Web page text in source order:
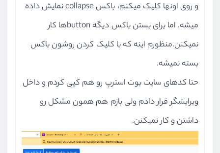
و روی اونها کلیک میکنم، باکس collapse نمایش داده
میشه. اما برای بستن باکس دیگه buttonها کار
نمیکنن.منظورم اینه که با کلیک کردن روشون باکس
بسته نمیشه.
حتا کدهای سایت بوت استرپ رو هم کپی کردم و داخل
ویرایشگر قرار دادم ولی بازم هم همون مشکل رو
داشتن و کار نمیکنن.